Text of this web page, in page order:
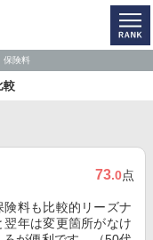
保険料
較
73.0点
料も比較的リーズナ
年は変更箇所がなけ